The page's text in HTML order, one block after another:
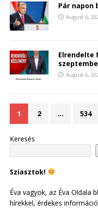
Pár napon
August 6,
Elrendelte
August 6,
1 2 … 534
Keresés
Sziasztok!
Éva vagyok, az Éva Oldala
hírekkel, érdekes